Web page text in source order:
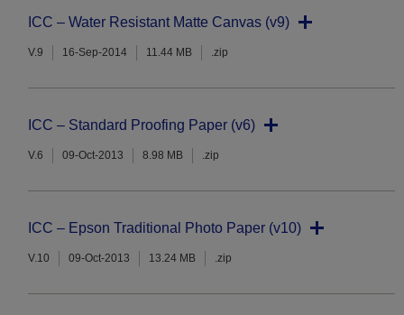
ICC – Water Resistant Matte Canvas (v9)
V.9 16-Sep-2014 11.44 MB .zip
ICC – Standard Proofing Paper (v6)
V.6 09-Oct-2013 8.98 MB .zip
ICC – Epson Traditional Photo Paper (v10)
V.10 09-Oct-2013 13.24 MB .zip